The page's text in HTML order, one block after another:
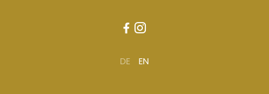
 
DE EN